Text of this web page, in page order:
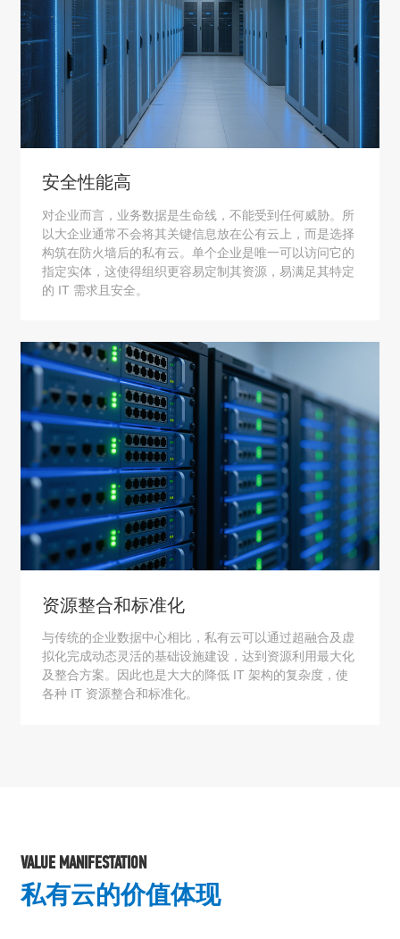
安全性能高
对企业而言，业务数据是生命线，不能受到任何威胁。所
以大企业通常不会将其关键信息放在公有云上，而是选择
构筑在防火墙后的私有云。单个企业是唯一可以访问它的
指定实体，这使得组织更容易定制其资源，易满足其特定
的 IT 需求且安全。
资源整合和标准化
与传统的企业数据中心相比，私有云可以通过超融合及虚
拟化完成动态灵活的基础设施建设，达到资源利用最大化
及整合方案。因此也是大大的降低 IT 架构的复杂度，使
各种 IT 资源整合和标准化。
VALUE MANIFESTATION
私有云的价值体现